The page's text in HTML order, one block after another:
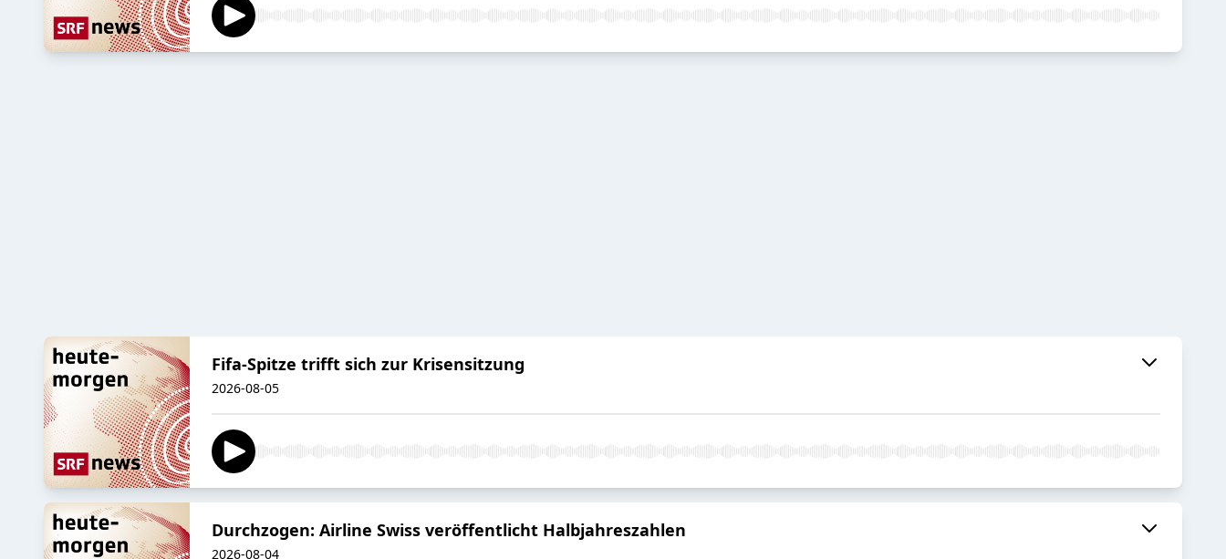
Fifa-Spitze trifft sich zur Krisensitzung
2026-08-05
Durchzogen: Airline Swiss veröffentlicht Halbjahreszahlen
2026-08-04